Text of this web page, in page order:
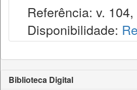
Referência: v.
Disponibilidade:
Biblioteca Digital